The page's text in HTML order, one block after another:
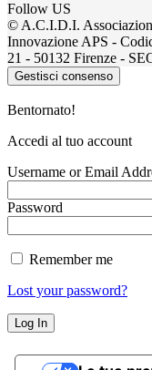
Follow US
© A.C.I.D.I.
Innovazione APS -
21 - 50132 Firenze -
Gestisci consenso
Bentornato!
Accedi al tuo account
Username or Email
Password
Remember me
Lost your password?